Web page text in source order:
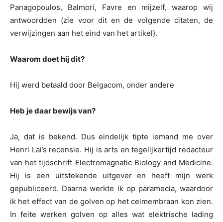
Panagopoulos, Balmori, Favre en mijzelf, waarop wij
antwoordden (zie voor dit en de volgende citaten, de
verwijzingen aan het eind van het artikel).
Waarom doet hij dit?
Hij werd betaald door Belgacom, onder andere
Heb je daar bewijs van?
Ja, dat is bekend. Dus eindelijk tipte iemand me over
Henri Lai’s recensie. Hij is arts en tegelijkertijd redacteur
van het tijdschrift Electromagnatic Biology and Medicine.
Hij is een uitstekende uitgever en heeft mijn werk
gepubliceerd. Daarna werkte ik op paramecia, waardoor
ik het effect van de golven op het celmembraan kon zien.
In feite werken golven op alles wat elektrische lading